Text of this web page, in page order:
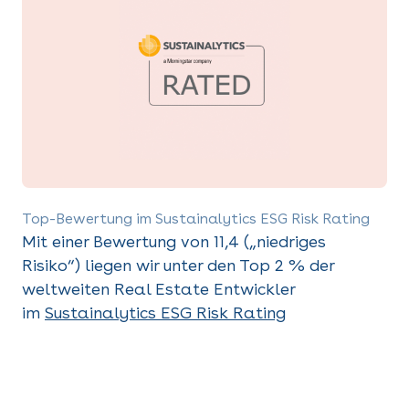
Top-Bewertung im Sustainalytics ESG Risk Rating
Mit einer Bewertung von 11,4 („niedriges
Risiko“) liegen wir unter den Top 2 % der
weltweiten Real Estate Entwickler
im Sustainalytics ESG Risk Rating